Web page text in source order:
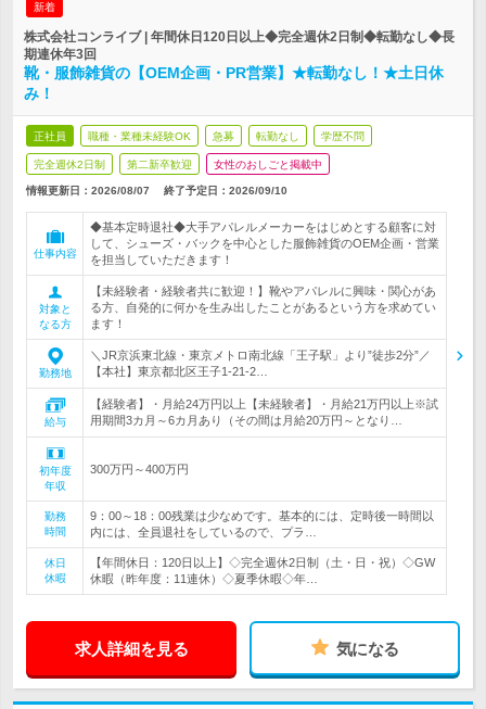
新着
株式会社コンライブ | 年間休日120日以上◆完全週休2日制◆転勤なし◆長
期連休年3回
靴・服飾雑貨の【OEM企画・PR営業】★転勤なし！★土日休
み！
正社員 職種・業種未経験OK 急募 転勤なし 学歴不問
完全週休2日制 第二新卒歓迎 女性のおしごと掲載中
情報更新日：2026/08/07 終了予定日： 2026/09/10
仕事内容
◆基本定時退社◆大手アパレルメーカーをはじめとする顧客に対
して、シューズ・バックを中心とした服飾雑貨のOEM企画・営業
を担当していただきます！
対象と
なる方
【未経験者・経験者共に歓迎！】靴やアパレルに興味・関心があ
る方、自発的に何かを生み出したことがあるという方を求めてい
ます！
勤務地
＼JR京浜東北線・東京メトロ南北線「王子駅」より”徒歩2分”／
【本社】東京都北区王子1-21-2…
給与
【経験者】・月給24万円以上【未経験者】・月給21万円以上※試
用期間3カ月～6カ月あり（その間は月給20万円～となり…
初年度
年収
300万円～400万円
勤務
時間
9：00～18：00残業は少なめです。基本的には、定時後一時間以
内には、全員退社をしているので、プラ…
休日
休暇
【年間休日：120日以上】◇完全週休2日制（土・日・祝）◇GW
休暇（昨年度：11連休）◇夏季休暇◇年…
求人詳細を見る 気になる